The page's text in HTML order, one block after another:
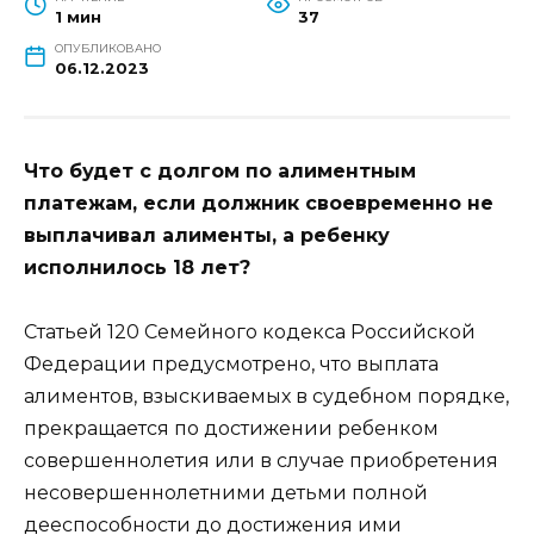
1 мин 37
ОПУБЛИКОВАНО
06.12.2023
Что будет с долгом по алиментным
платежам, если должник своевременно не
выплачивал алименты, а ребенку
исполнилось 18 лет?
Статьей 120 Семейного кодекса Российской
Федерации предусмотрено, что выплата
алиментов, взыскиваемых в судебном порядке,
прекращается по достижении ребенком
совершеннолетия или в случае приобретения
несовершеннолетними детьми полной
дееспособности до достижения ими